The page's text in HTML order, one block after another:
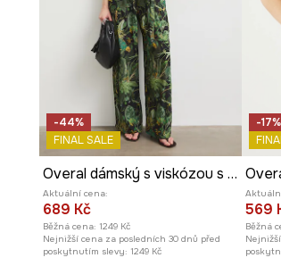
charakter.
Zúžené nohavice se záhyby
Regulace šířky nohavic na knoflík
Dvouřadé zapínání na knoflíky.
Zavinovací výstřihdecentně
Praktické boční vkládací kapsy
-44%
FINAL SALE
Overal dámský s viskózou s rostlinným vzorem
Aktuální cena:
689 Kč
Běžná cena: 1249 Kč
Nejnižší cena za posledních 30 dnů před
poskytnutím slevy: 1249 Kč
-17%
569
Běžná